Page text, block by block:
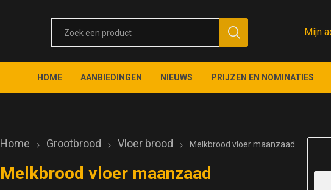
Mijn
HOME AANBIEDINGEN NIEUWS PRIJZEN EN NOMINATIES
Home Grootbrood Vloer brood Melkbrood vloer maanzaad
Melkbrood vloer maanzaad